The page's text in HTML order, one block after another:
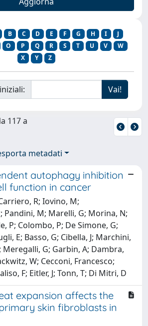
B C D E F G H I
J
O P Q R S T U V
W
X
Y Z
117 a
metadati
autophagy inhibition
function in cancer
R; Iovino, M;
Pandini, M; Marelli, G; Morina, N;
P; Colombo, P; De Simone, G;
E; Basso, G; Cibella, J; Marchini,
G; Garbin, A; Dambra,
W; Cecconi, Francesco;
F; Eitler, J; Tonn, T; Di Mitri, D
expansion affects the
skin fibroblasts in